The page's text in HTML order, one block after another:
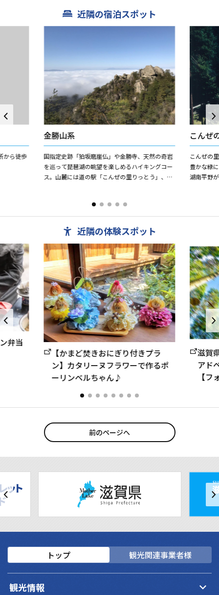
近隣の宿泊スポット
から徒歩
金勝山系
国指定史跡「狛坂磨崖仏」や金勝寺、天然の奇岩
を巡って琵琶湖の眺望を楽しめるハイキングコー
ス。山麓には道の駅「こんぜの里りっとう」、ヨ
こんぜ
こんぜの
豊かな緑
湖南平野
近隣の体験スポット
弁当
【かまど焚きおにぎり付きプラ
ン】カタリーヌフラワーで作るポ
ーリンベルちゃん♪
滋賀
アド
【
前のページへ
トップ 観光関連事業者様
観光情報 keyboard_arrow_down